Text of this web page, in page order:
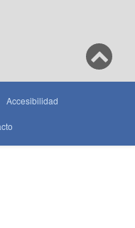
Accesibilidad